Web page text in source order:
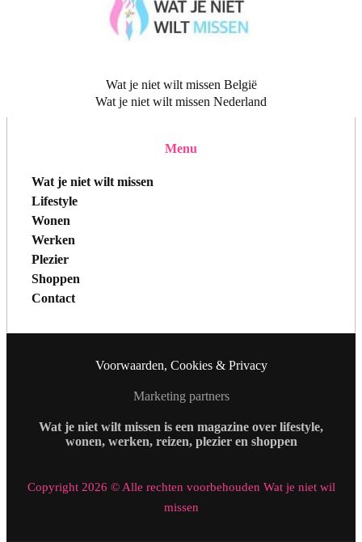
Wat je niet wilt missen België
Wat je niet wilt missen Nederland
Menu
Wat je niet wilt missen
Lifestyle
Wonen
Werken
Plezier
Shoppen
Contact
Voorwaarden, Cookies & Privacy
Marketing partners
Wat je niet wilt missen is een magazine over lifestyle,
wonen, werken, reizen, plezier en shoppen
Copyright 2026 © Alle rechten voorbehouden Wat je niet wil
missen